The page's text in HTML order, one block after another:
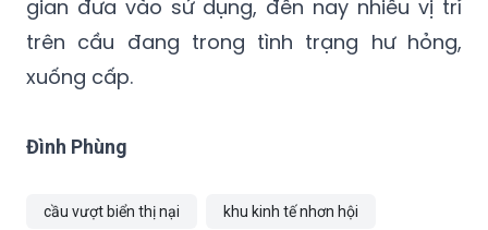
xuống cấp.
Đình Phùng
cầu vượt biển thị nại